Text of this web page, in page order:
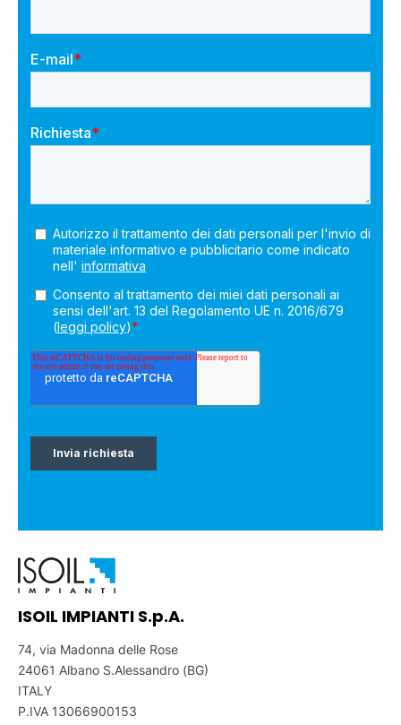
ISOIL IMPIANTI S.p.A.
74, via Madonna delle Rose
24061 Albano S.Alessandro (BG)
ITALY
P.IVA 13066900153